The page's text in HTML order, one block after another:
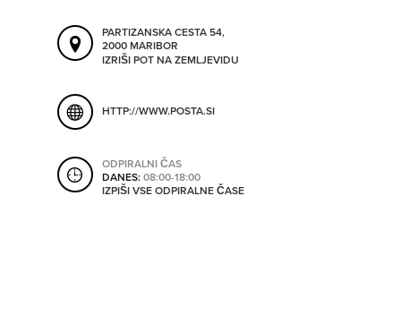
SO ODPRTA V
ORODJAPARTIZANSKA CESTA 54,
2000 MARIBOR
IZRIŠI POT NA ZEMLJEVIDU
HTTP://WWW.POSTA.SI
ODPIRALNI ČAS
DANES:08:00-18:00
IZPIŠI VSE ODPIRALNE ČASE